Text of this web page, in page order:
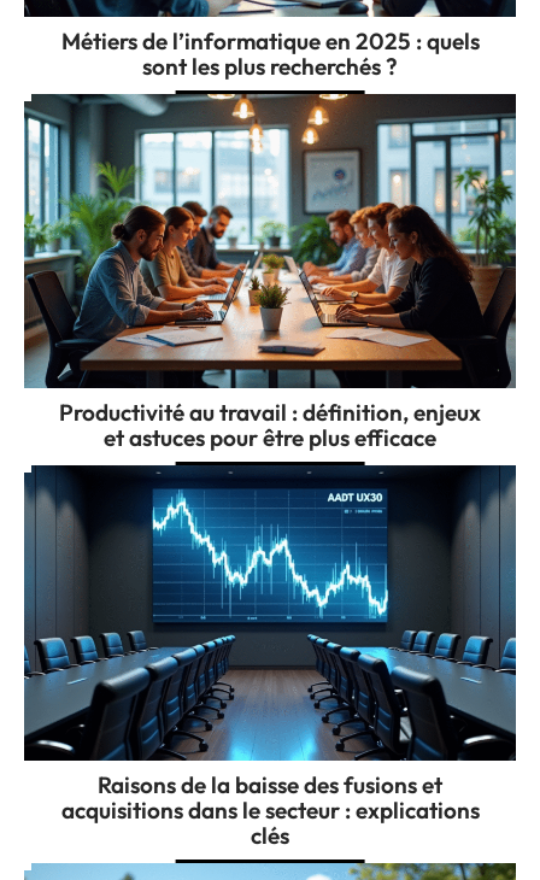
Métiers de l’informatique en 2025 : quels
sont les plus recherchés ?
Productivité au travail : définition, enjeux
et astuces pour être plus efficace
Raisons de la baisse des fusions et
acquisitions dans le secteur : explications
clés